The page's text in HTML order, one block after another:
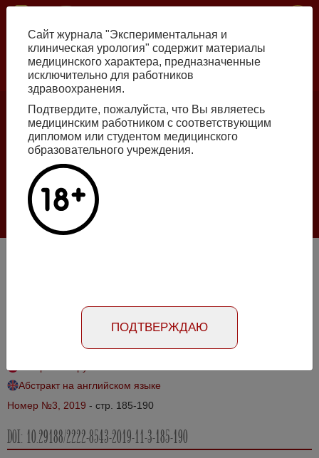
Перейти
основному
содержанию
Номер №2, 2026
Галлюцинации больших языковых моделей
в клинической урологии
Результаты ретроспективного исследования в
Национальном госпитале Кыргызской Республики
Номер №3, 2019 - стр. 185-190
Абстракт на английском языке
DOI: 10.29188/2222-8543-2019-11-3-185-190
Сайт журнала "Экспериментальная и
клиническая урология" содержит материалы
медицинского характера, предназначенные
исключительно для работников
здравоохранения.
Подтвердите, пожалуйста, что Вы являетесь
медицинским работником с соответствующим
дипломом или студентом медицинского
образовательного учреждения.
ПОДТВЕРЖДАЮ